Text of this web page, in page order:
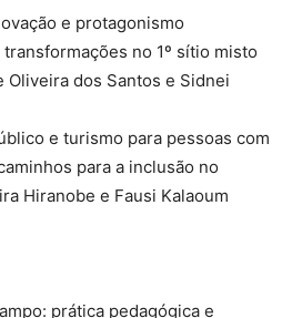
e protagonismo
no 1º sítio misto
Oliveira dos Santos e Sidnei
e turismo para pessoas com
para a inclusão no
Hiranobe e Fausi Kalaoum
prática pedagógica e